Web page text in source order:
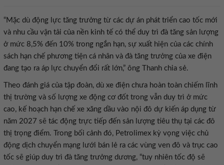
“Mặc dù động lực tăng trưởng từ các dự án phát triển cao tốc mới
và nhu cầu vận tải của nền kinh tế có thể duy trì đà tăng sản lượng
ở mức 8,5% đến 10% trong ngắn hạn, sự xuất hiện của các chính
sách hạn chế phương tiện cá nhân và đà tăng trưởng của xe điện
đang tạo ra áp lực chuyển đổi rất lớn,” ông Thanh chia sẻ.
Theo đánh giá của tập đoàn, dù xe điện chưa hoàn toàn chiếm lĩnh
thị trường và số lượng xe động cơ đốt trong vẫn duy trì ở mức
cao, kế hoạch hạn chế xe xăng dầu vào nội đô dự kiến áp dụng từ
năm 2027 sẽ tác động trực tiếp đến sản lượng tiêu thụ tại các đô
thị trọng điểm. Trong bối cảnh đó, Petrolimex kỳ vọng việc chủ
động dịch chuyển mạng lưới bán lẻ ra các vùng ven đô và trục cao
tốc sẽ giúp duy trì đà tăng trưởng dương, “tuy nhiên tốc độ sẽ